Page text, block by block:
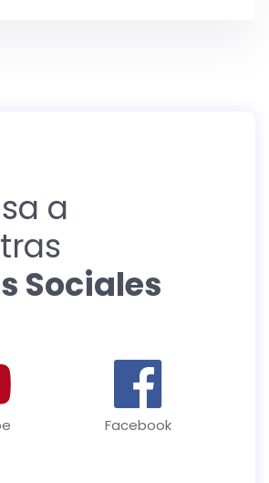
a
Sociales
Facebook